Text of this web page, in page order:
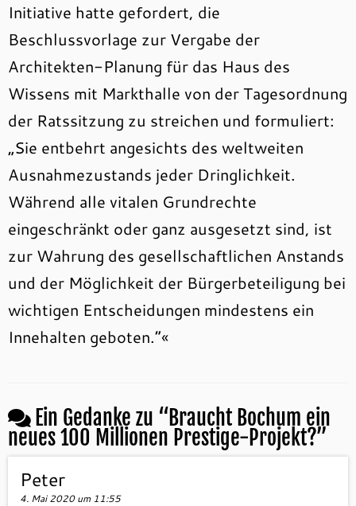
Initiative hatte gefordert, die
Beschlussvorlage zur Vergabe der
Architekten-Planung für das Haus des
Wissens mit Markthalle von der Tagesordnung
der Ratssitzung zu streichen und formuliert:
„Sie entbehrt angesichts des weltweiten
Ausnahmezustands jeder Dringlichkeit.
Während alle vitalen Grundrechte
eingeschränkt oder ganz ausgesetzt sind, ist
zur Wahrung des gesellschaftlichen Anstands
und der Möglichkeit der Bürgerbeteiligung bei
wichtigen Entscheidungen mindestens ein
Innehalten geboten.“«
Ein Gedanke zu “Braucht Bochum ein
neues 100 Millionen Prestige-Projekt?”
Peter
4. Mai 2020 um 11:55